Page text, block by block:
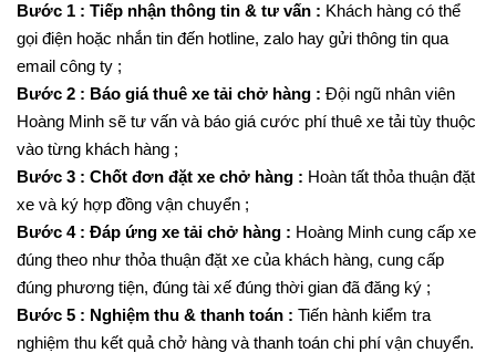
Bước 1 : Tiếp nhận thông tin & tư vấn : Khách hàng có thể
gọi điện hoặc nhắn tin đến hotline, zalo hay gửi thông tin qua
email công ty ;
Bước 2 : Báo giá thuê xe tải chở hàng : Đội ngũ nhân viên
Hoàng Minh sẽ tư vấn và báo giá cước phí thuê xe tải tùy thuộc
vào từng khách hàng ;
Bước 3 : Chốt đơn đặt xe chở hàng : Hoàn tất thỏa thuận đặt
xe và ký hợp đồng vận chuyển ;
Bước 4 : Đáp ứng xe tải chở hàng : Hoàng Minh cung cấp xe
đúng theo như thỏa thuận đặt xe của khách hàng, cung cấp
đúng phương tiện, đúng tài xế đúng thời gian đã đăng ký ;
Bước 5 : Nghiệm thu & thanh toán : Tiến hành kiểm tra
nghiệm thu kết quả chở hàng và thanh toán chi phí vận chuyển.